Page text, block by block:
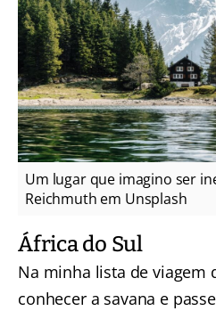
Um lugar que imagino ser
Reichmuth em Unsplash
África do Sul
Na minha lista de viagem
conhecer a savana e